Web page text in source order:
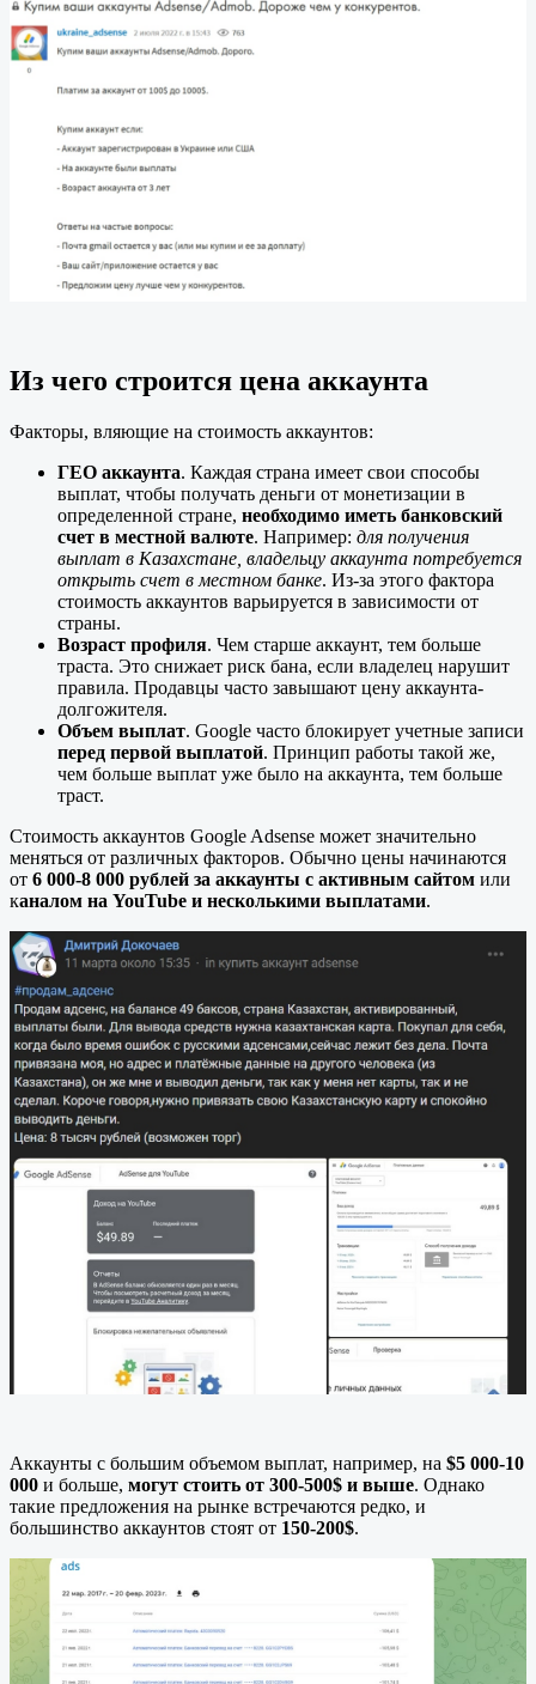
Из чего строится цена аккаунта
Факторы, вляющие на стоимость аккаунтов:
ГЕО аккаунта. Каждая страна имеет свои способы
выплат, чтобы получать деньги от монетизации в
определенной стране, необходимо иметь банковский
счет в местной валюте. Например: для получения
выплат в Казахстане, владельцу аккаунта потребуется
открыть счет в местном банке. Из-за этого фактора
стоимость аккаунтов варьируется в зависимости от
страны.
Возраст профиля. Чем старше аккаунт, тем больше
траста. Это снижает риск бана, если владелец нарушит
правила. Продавцы часто завышают цену аккаунта-
долгожителя.
Объем выплат. Google часто блокирует учетные записи
перед первой выплатой. Принцип работы такой же,
чем больше выплат уже было на аккаунта, тем больше
траст.
Стоимость аккаунтов Google Adsense может значительно
меняться от различных факторов. Обычно цены начинаются
от 6 000-8 000 рублей за аккаунты с активным сайтом или
каналом на YouTube и несколькими выплатами.
Аккаунты с большим объемом выплат, например, на $5 000-10
000 и больше, могут стоить от 300-500$ и выше. Однако
такие предложения на рынке встречаются редко, и
большинство аккаунтов стоят от 150-200$.